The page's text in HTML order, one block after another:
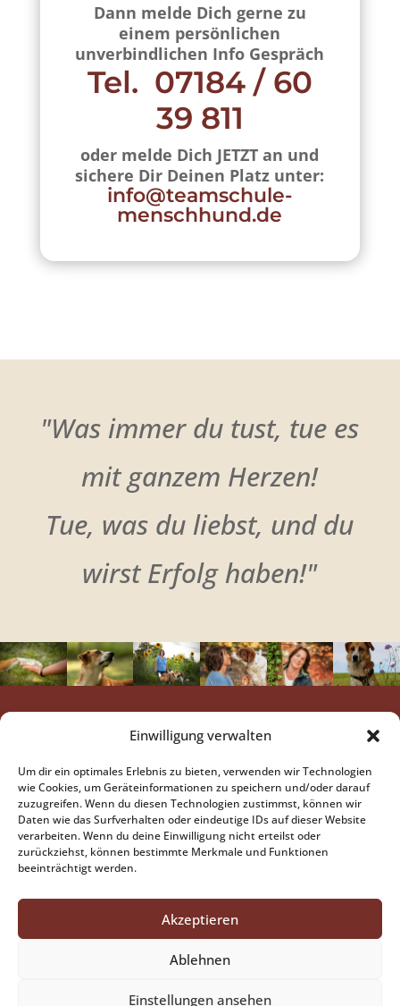
Einwilligung verwalten
Um dir ein optimales Erlebnis zu bieten, verwenden wir Technologien
wie Cookies, um Geräteinformationen zu speichern und/oder darauf
zuzugreifen. Wenn du diesen Technologien zustimmst, können wir
Daten wie das Surfverhalten oder eindeutige IDs auf dieser Website
verarbeiten. Wenn du deine Einwilligung nicht erteilst oder
zurückziehst, können bestimmte Merkmale und Funktionen
beeinträchtigt werden.
Akzeptieren
Ablehnen
Einstellungen ansehen
Dann melde Dich gerne zu
einem persönlichen
unverbindlichen Info Gespräch
Tel. 07184 / 60
39 811
oder melde Dich JETZT an und
sichere Dir Deinen Platz unter:
info@teamschule-
menschhund.de
"Was immer du tust, tue es
mit ganzem Herzen!
Tue, was du liebst, und du
wirst Erfolg haben!"
Das findest Du hier
Hundetrainer-Ausbildung..mehr
Coaching für Hundehalter..demnächst mehr
Anschrift
Petra Schwarz
Höfenäckerle 2
73667 Kaisersbach
Tel:07184 / 60 39 811